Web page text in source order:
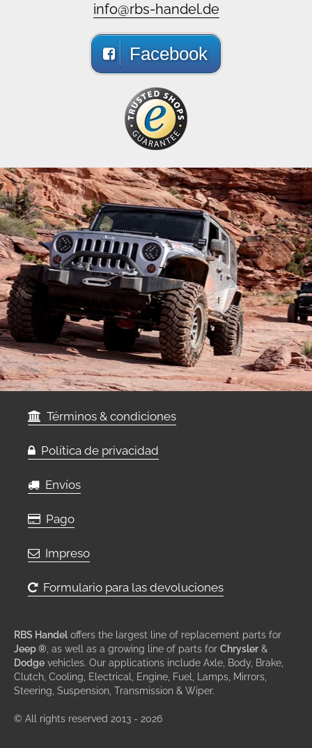
info@rbs-handel.de
Facebook
Términos & condiciones
Política de privacidad
Envíos
Pago
Impreso
Formulario para las devoluciones
RBS Handel offers the largest line of replacement parts for
Jeep ®, as well as a growing line of parts for Chrysler &
Dodge vehicles. Our applications include Axle, Body, Brake,
Clutch, Cooling, Electrical, Engine, Fuel, Lamps, Mirrors,
Steering, Suspension, Transmission & Wiper.
© All rights reserved 2013 - 2026